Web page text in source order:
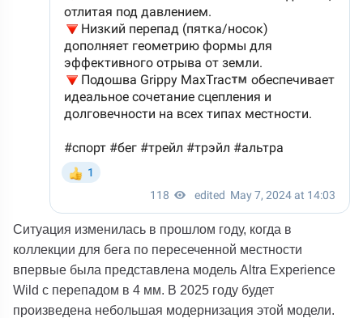
Ситуация изменилась в прошлом году, когда в
коллекции для бега по пересеченной местности
впервые была представлена модель Altra Experience
Wild с перепадом в 4 мм. В 2025 году будет
произведена небольшая модернизация этой модели.